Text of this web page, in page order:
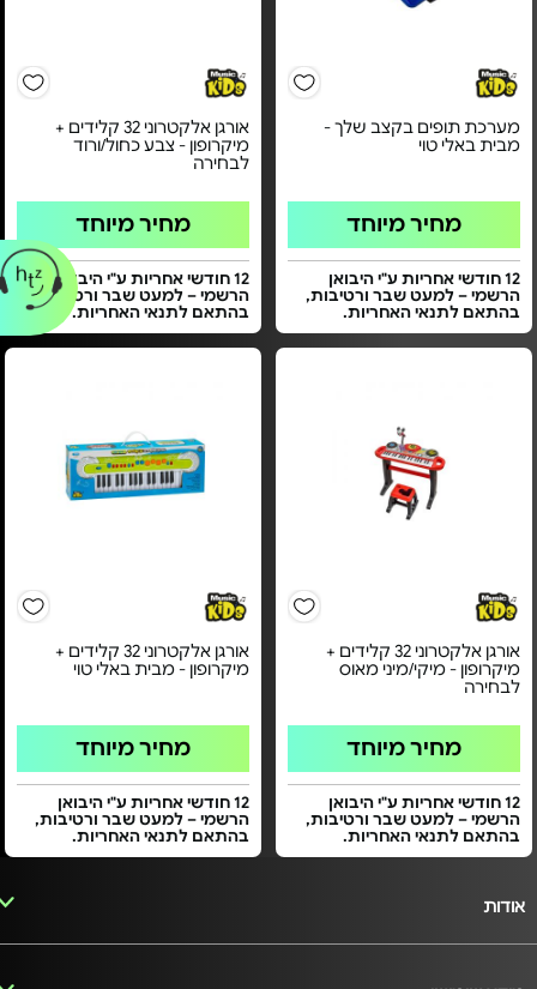
מערכת תופים בקצב שלך -
מבית באלי טוי
מחיר מיוחד
12 חודשי אחריות ע"י היבואן
הרשמי – למעט שבר ורטיבות,
בהתאם לתנאי האחריות.
אורגן אלקטרוני 32 קלידים +
מיקרופון - צבע כחול/ורוד
לבחירה
מחיר מיוחד
12 חודשי אחריות ע"י היבואן
הרשמי – למעט שבר ורטיבות,
בהתאם לתנאי האחריות.
אורגן אלקטרוני 32 קלידים +
מיקרופון - מיקי/מיני מאוס
לבחירה
מחיר מיוחד
12 חודשי אחריות ע"י היבואן
הרשמי – למעט שבר ורטיבות,
בהתאם לתנאי האחריות.
אורגן אלקטרוני 32 קלידים +
מיקרופון - מבית באלי טוי
מחיר מיוחד
12 חודשי אחריות ע"י היבואן
הרשמי – למעט שבר ורטיבות,
בהתאם לתנאי האחריות.
אודות